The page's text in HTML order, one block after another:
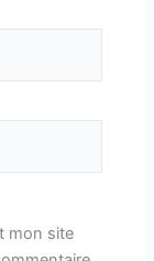
mon site